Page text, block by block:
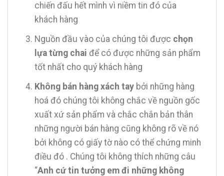
chiến đấu hết mình vì niềm tin đó của
khách hàng
Nguồn đầu vào của chúng tôi được chọn
lựa từng chai để có được những sản phẩm
tốt nhất cho quý khách hàng
Không bán hàng xách taybởi những hàng
hoá đó chúng tôi không chắc về nguồn gốc
xuất xứ sản phẩm và chắc chắn bản thân
những người bán hàng cũng không rõ về nó
bởi không có giấy tờ nào có thể chứng minh
điều đó . Chúng tôi không thích những câu
“Anh cứ tin tưởng em đi những không